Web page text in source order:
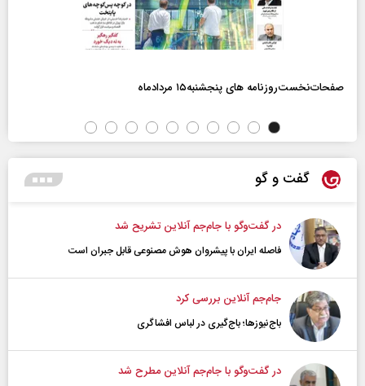
صفحات‌نخست‌روزنامه ها‌ی پنجشنبه‌۱۵ مردادماه
گفت و گو
در گفت‌و‌گو با جام‌جم آنلاین تشریح شد
فاصله ایران با پیشرو‌ان هوش مصنوعی قابل جبران است
جام‌جم آنلاین بررسی کرد
باج‌نیوزها؛ باج‌گیری در لباس افشاگری
در گفت‌و‌گو با جام‌جم آنلاین مطرح شد